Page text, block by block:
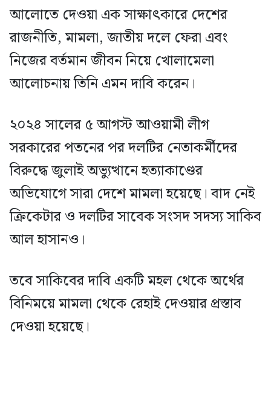
আলোতে দেওয়া এক সাক্ষাৎকারে দেশের
রাজনীতি, মামলা, জাতীয় দলে ফেরা এবং
নিজের বর্তমান জীবন নিয়ে খোলামেলা
আলোচনায় তিনি এমন দাবি করেন।
২০২৪ সালের ৫ আগস্ট আওয়ামী লীগ
সরকারের পতনের পর দলটির নেতাকর্মীদের
বিরুদ্ধে জুলাই অভ্যুত্থানে হত্যাকাণ্ডের
অভিযোগে সারা দেশে মামলা হয়েছে। বাদ নেই
ক্রিকেটার ও দলটির সাবেক সংসদ সদস্য সাকিব
আল হাসানও।
তবে সাকিবের দাবি একটি মহল থেকে অর্থের
বিনিময়ে মামলা থেকে রেহাই দেওয়ার প্রস্তাব
দেওয়া হয়েছে।